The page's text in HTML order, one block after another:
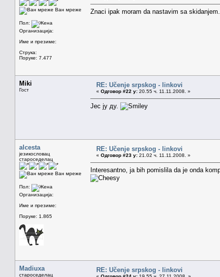
Ван мреже
Пол:
Организација:
Име и презиме:
Струка:
Поруке: 7.477
Znaci ipak moram da nastavim sa
Miki
Гост
RE: Učenje srpskog - linkovi
« Одговор #22 у: 20.55 ч. 11.11.2008. »
Јес ју ду.
alcesta
језикословац
староседелац
Ван мреже
Пол:
Организација:
Име и презиме:
Поруке: 1.865
RE: Učenje srpskog - linkovi
« Одговор #23 у: 21.02 ч. 11.11.2008. »
Interesantno, ja bih pomislila da je onda
Madiuxa
староседелац
RE: Učenje srpskog - linkovi